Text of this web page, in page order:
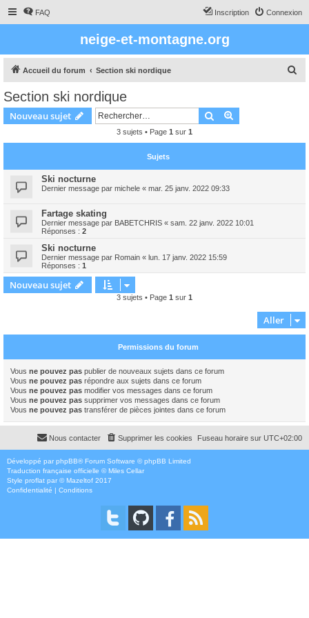
FAQ Connexion
Inscription
neige-et-montagne.org
Accueil du forum Section ski nordique
c
Section ski nordique
Nouveau sujet Rechercher
3 sujets • Page 1 sur 1
Sujets
Ski nocturne
Dernier message par michele « mar. 25 janv. 2022 09:33
Fartage skating
Dernier message par BABETCHRIS « sam. 22 janv. 2022 10:01
Réponses : 2
Ski nocturne
Dernier message par Romain « lun. 17 janv. 2022 15:59
Réponses : 1
Nouveau sujet
3 sujets • Page 1 sur 1
Aller
Permissions du forum
Vous ne pouvez pas publier de nouveaux sujets dans ce forum
Vous ne pouvez pas répondre aux sujets dans ce forum
Vous ne pouvez pas modifier vos messages dans ce forum
Vous ne pouvez pas supprimer vos messages dans ce forum
Vous ne pouvez pas transférer de pièces jointes dans ce forum
Fuseau horaire sur UTC+02:00
Supprimer les cookies
Nous contacter
Développé par phpBB® Forum Software © phpBB Limited
Traduction française officielle ©Miles Cellar
Style proflat par ©Mazeltof 2017
Confidentialité | Conditions